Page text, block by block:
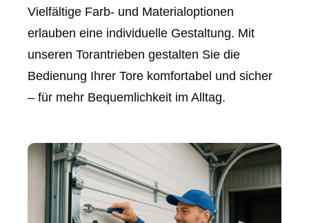
Vielfältige Farb- und Materialoptionen
erlauben eine individuelle Gestaltung. Mit
unseren Torantrieben gestalten Sie die
Bedienung Ihrer Tore komfortabel und sicher
– für mehr Bequemlichkeit im Alltag.